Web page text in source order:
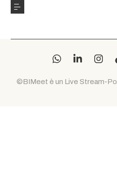
©BIMeet è un Live Stream-